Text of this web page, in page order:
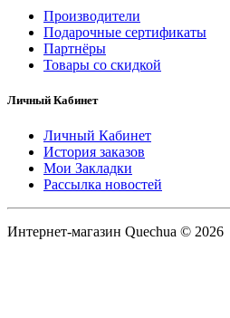
Производители
Подарочные сертификаты
Партнёры
Товары со скидкой
Личный Кабинет
Личный Кабинет
История заказов
Мои Закладки
Рассылка новостей
Интернет-магазин Quechua © 2026